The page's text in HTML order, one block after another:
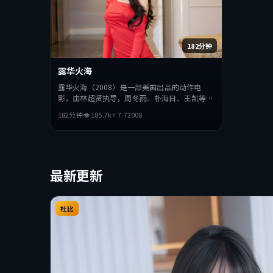
182分钟
露华火海
露华火海（2008）是一部美国出品的动作电
影，由林超贤执导，周冬雨、朴海日、王凯等主
抉择，节奏张弛有度，适合喜欢该类型的观众完
整观看。
182分钟👁185.7k⭐7.72008
最新更新
杜比